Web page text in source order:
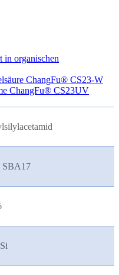
organischen
ChangFu® CS23-W
ChangFu® CS23UV
SBA17